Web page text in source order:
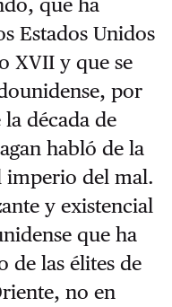
Estados Unidos
XVII y que se
por
década de
habló de la
imperio del mal.
y existencial
que ha
de las élites de
no en